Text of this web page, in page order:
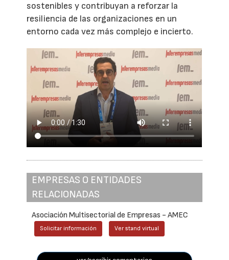
sostenibles y contribuyan a reforzar la
resiliencia de las organizaciones en un
entorno cada vez más complejo e incierto.
EMPRESAS O ENTIDADES
RELACIONADAS
Asociación Multisectorial de Empresas - AMEC
Solicitar información Ver stand virtual